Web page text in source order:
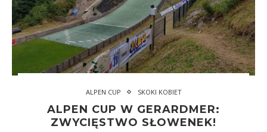
ALPEN CUP SKOKI KOBIET
ALPEN CUP W GERARDMER:
ZWYCIĘSTWO SŁOWENEK!